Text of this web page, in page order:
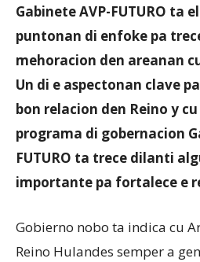
Gabinete AVP-FUTURO ta
puntonan di enfoke pa
mehoracion den areanan
Un di e aspectonan clave
bon relacion den Reino y
programa di gobernacion
FUTURO ta trece dilanti
importante pa fortalece e
Gobierno nobo ta indica cu
Reino Hulandes semper a